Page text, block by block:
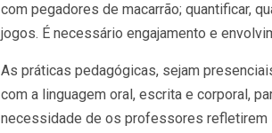
com pegadores de macarrão; quantificar,
jogos. É necessário engajamento e
As práticas pedagógicas, sejam
com a linguagem oral, escrita e corporal,
necessidade de os professores refletirem